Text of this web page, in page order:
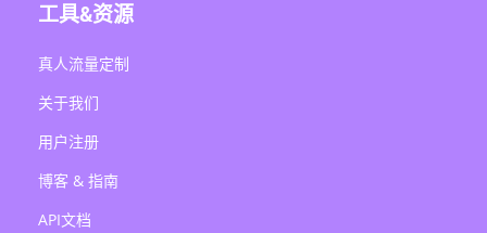
工具&资源
真人流量定制
关于我们
用户注册
博客 & 指南
API文档